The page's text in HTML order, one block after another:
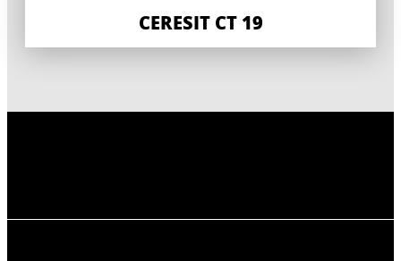
CERESIT CT 19